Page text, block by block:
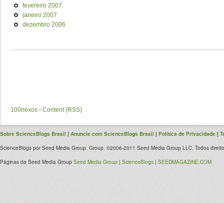
fevereiro 2007
janeiro 2007
dezembro 2006
100nexos - Content (RSS)
Sobre ScienceBlogs Brasil | Anuncie com ScienceBlogs Brasil | Política de Privacidade |
ScienceBlogs por Seed Media Group. Group. ©2006-2011 Seed Media Group LLC. Todos
Páginas da Seed Media Group Seed Media Group | ScienceBlogs | SEEDMAGAZINE.COM